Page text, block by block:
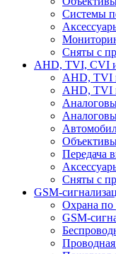
Системы
Сняты с
AHD, TVI, CVI
AHD, TVI
AHD, TVI
Передача
Сняты с
GSM-
Охрана по
GSM-